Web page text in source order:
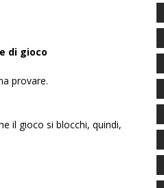
di gioco
provare.
il gioco si blocchi, quindi,